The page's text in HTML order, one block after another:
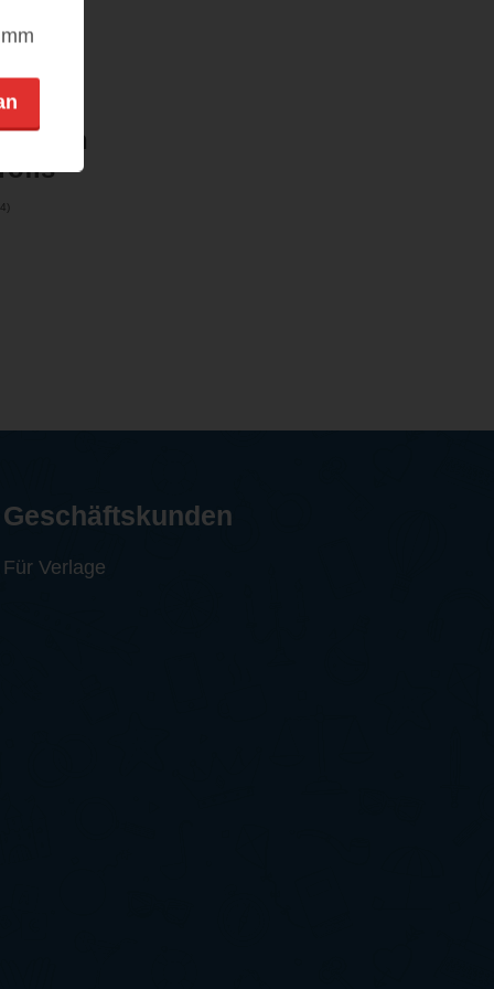
Buch
)
Geschäftskunden
Für Verlage